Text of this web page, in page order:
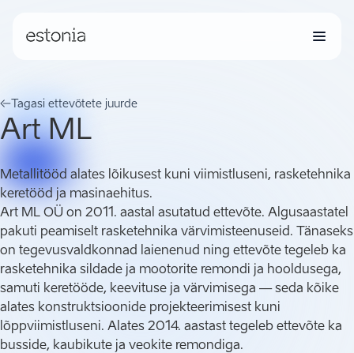
Tagasi ettevõtete juurde
Art ML
Metallitööd alates lõikusest kuni viimistluseni, rasketehnika
keretööd ja masinaehitus.
Art ML OÜ on 2011. aastal asutatud ettevõte. Algusaastatel
pakuti peamiselt rasketehnika värvimisteenuseid. Tänaseks
on tegevusvaldkonnad laienenud ning ettevõte tegeleb ka
rasketehnika sildade ja mootorite remondi ja hooldusega,
samuti keretööde, keevituse ja värvimisega — seda kõike
alates konstruktsioonide projekteerimisest kuni
lõppviimistluseni. Alates 2014. aastast tegeleb ettevõte ka
busside, kaubikute ja veokite remondiga.